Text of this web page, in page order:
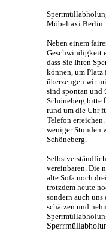
Möbeltaxi Berlin
Neben einem
Geschwindigkeit
dass Sie Ihren
können, um Platz
überzeugen wir
sind spontan
Schöneberg bitte
rund um die Uhr
Telefon
weniger Stunden
Schöneberg
vereinbaren. Die
alte Sofa noch
trotzdem heute
sondern auch
schätzen und